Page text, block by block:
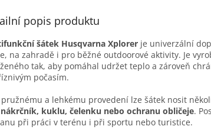
popis produktu
šátek Husqvarna Xplorer je univerzální
na zahradě i pro běžné outdoorové aktivity. Je
tak, aby pomáhal udržet teplo a zároveň
počasím.
pružnému a lehkému provedení lze šátek nosit
nákrčník, kuklu, čelenku nebo ochranu obličeje.
při práci v terénu i při sportu nebo turistice.